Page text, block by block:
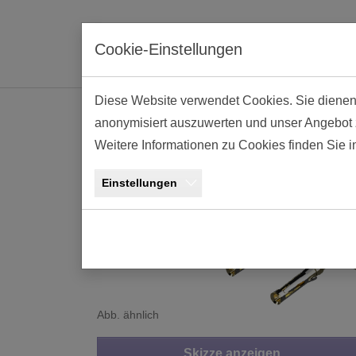
Crimp Kontakt
Abb. ähnlich
Skizze anzeigen
Cookie-Einstellungen
Diese Website verwendet Cookies. Sie
anonymisiert auszuwerten und unser
Weitere Informationen zu Cookies finden Sie
Einstellungen